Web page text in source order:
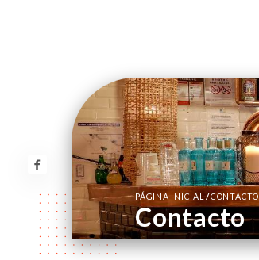
PÁGINA INICIAL/CONTACTO
Contacto